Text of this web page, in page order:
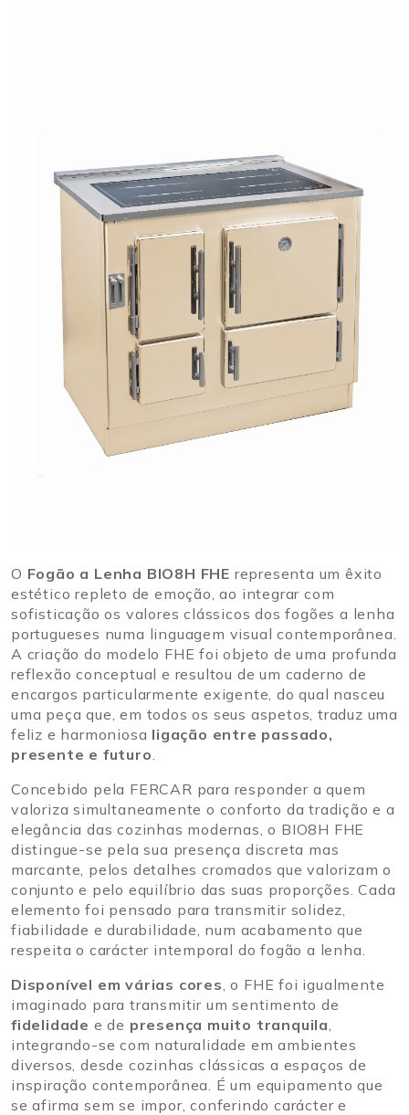
O Fogão a Lenha BIO8H FHE representa um êxito
estético repleto de emoção, ao integrar com
sofisticação os valores clássicos dos fogões a lenha
portugueses numa linguagem visual contemporânea.
A criação do modelo FHE foi objeto de uma profunda
reflexão conceptual e resultou de um caderno de
encargos particularmente exigente, do qual nasceu
uma peça que, em todos os seus aspetos, traduz uma
feliz e harmoniosa ligação entre passado,
presente e futuro.
Concebido pela FERCAR para responder a quem
valoriza simultaneamente o conforto da tradição e a
elegância das cozinhas modernas, o BIO8H FHE
distingue-se pela sua presença discreta mas
marcante, pelos detalhes cromados que valorizam o
conjunto e pelo equilíbrio das suas proporções. Cada
elemento foi pensado para transmitir solidez,
fiabilidade e durabilidade, num acabamento que
respeita o carácter intemporal do fogão a lenha.
Disponível em várias cores, o FHE foi igualmente
imaginado para transmitir um sentimento de
fidelidade e de presença muito tranquila,
integrando-se com naturalidade em ambientes
diversos, desde cozinhas clássicas a espaços de
inspiração contemporânea. É um equipamento que
se afirma sem se impor, conferindo carácter e